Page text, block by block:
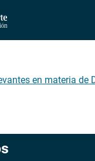
contenido
en materia de